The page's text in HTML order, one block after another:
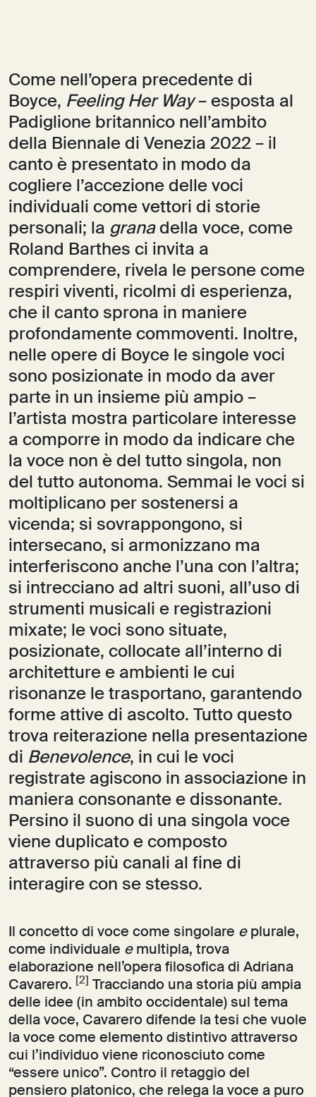
Come nell’opera precedente di
Boyce, Feeling Her Way– esposta al
Padiglione britannico nell’ambito
della Biennale di Venezia 2022 – il
canto è presentato in modo da
cogliere l’accezione delle voci
individuali come vettori di storie
personali; la grana della voce, come
Roland Barthes ci invita a
comprendere, rivela le persone come
respiri viventi, ricolmi di esperienza,
che il canto sprona in maniere
profondamente commoventi. Inoltre,
nelle opere di Boyce le singole voci
sono posizionate in modo da aver
parte in un insieme più ampio –
l’artista mostra particolare interesse
a comporre in modo da indicare che
la voce non è del tutto singola, non
del tutto autonoma. Semmai le voci si
moltiplicano per sostenersi a
vicenda; si sovrappongono, si
intersecano, si armonizzano ma
interferiscono anche l’una con l’altra;
si intrecciano ad altri suoni, all’uso di
strumenti musicali e registrazioni
mixate; le voci sono situate,
posizionate, collocate all’interno di
architetture e ambienti le cui
risonanze le trasportano, garantendo
forme attive di ascolto. Tutto questo
trova reiterazione nella presentazione
di Benevolence, in cui le voci
registrate agiscono in associazione in
maniera consonante e dissonante.
Persino il suono di una singola voce
viene duplicato e composto
attraverso più canali al fine di
interagire con se stesso.
Il concetto di voce come singolare e plurale,
come individuale emultipla, trova
elaborazione nell’opera filosofica di Adriana
Cavarero.
[2]
Tracciando una storia più ampia
delle idee (in ambito occidentale) sul tema
della voce, Cavarero difende la tesi che vuole
la voce come elemento distintivo attraverso
cui l’individuo viene riconosciuto come
“essere unico”. Contro il retaggio del
pensiero platonico, che relega la voce a puro